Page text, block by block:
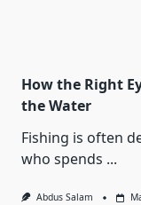
How the Right
the Water
Fishing is often
who spends ...
Abdus Salam